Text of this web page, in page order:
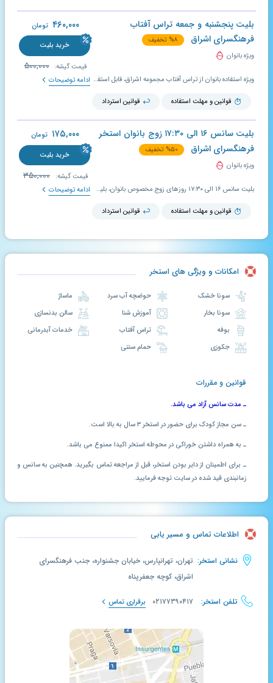
بلیت پنجشنبه و جمعه تراس آفتاب
فرهنگسرای اشراق
%۸
تخفیف
ویژه بانوان
۴۶۰,۰۰۰ تومان
خرید بلیت
قیمت گیشه: ۵۰۰,۰۰۰
ویژه استفاده بانوان از تراس آفتاب مجموعه اشراق، قابل استفاده در روزهای پنجشنبه و جمعه؛ (توجه داشته باشید خرید آنلاین بلیت به معنای رزرو سانس خاصی نیست و در صورت تکمیل ظرفیت مجموعه، با توجه به اعتبار ۱۰ روزه بلیت، امکان استفاده در روزهای آتی نیز وجود دارد.) ادامه توضیحات
قوانین و مهلت استفاده قوانین استرداد
بلیت سانس ۱۶ الی ۱۷:۳۰ زوج بانوان استخر
فرهنگسرای اشراق
%۵۰
تخفیف
ویژه بانوان
۱۷۵,۰۰۰ تومان
خرید بلیت
قیمت گیشه: ۳۵۰,۰۰۰
بلیت سانس ۱۶ الی ۱۷:۳۰ روزهای زوج مخصوص بانوان، بلیت سانس قهرمانی، در این سانس خطوط استخر به صورت طولی بوده و امکان شنا به در امتداد طول استخر برای شناگران حرفه ای وجود دارد؛ مدت اعتبار بلیت تخفیف دار استخریار ۱۰ روز است و در صورت عدم استفاده در مدت معین شده، قابل تمدید و استرداد می باشد. ادامه توضیحات
قوانین و مهلت استفاده قوانین استرداد
امکانات و ویژگی های استخر
سونا خشک
سونا بخار
جکوزی
حوضچه آب سرد
آموزش شنا
تراس آفتاب
حمام سنتی
سالن بدنسازی
خدمات آبدرمانی
قوانین و مقررات
ـ مدت سانس آزاد می باشد.
ـ سن مجاز کودک برای حضور در استخر ۳ سال به بالا است.
ـ به همراه داشتن خوراکی در محوطه استخر اکیدا ممنوع می باشد.
ـ برای اطمینان از دایر بودن استخر، قبل از مراجعه تماس بگیرید. همچنین به سانس و
زمانبندی قید شده در سایت توجه فرمایید.
اطلاعات تماس و مسیر یابی
نشانی استخر: تهران، تهرانپارس، خیابان جشنواره، جنب فرهنگسرای
اشراق، کوچه جعفرپناه
تلفن استخر: ۰۲۱۷۷۳۹۰۴۱۷ برقراری تماس